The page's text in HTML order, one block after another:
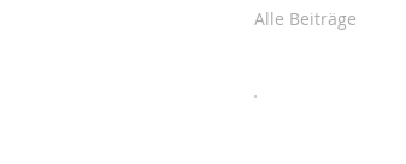
Alle Beiträge